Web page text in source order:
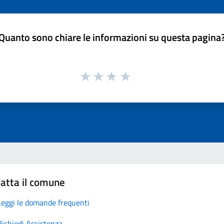
sono chiare le informazioni su questa
il comune
le domande frequenti